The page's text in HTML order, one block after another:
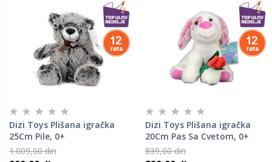
Dizi Toys Plišana igračka
25Cm Pile, 0+
1.009,00 din
Dizi Toys Plišana igračka
20Cm Pas Sa Cvetom, 0+
839,00 din